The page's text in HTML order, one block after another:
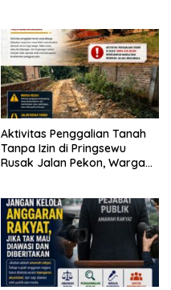
Aktivitas Penggalian Tanah
Tanpa Izin di Pringsewu
Rusak Jalan Pekon, Warga